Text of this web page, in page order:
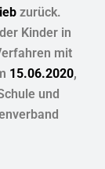
zurück.
Kinder in
mit
15.06.2020,
und